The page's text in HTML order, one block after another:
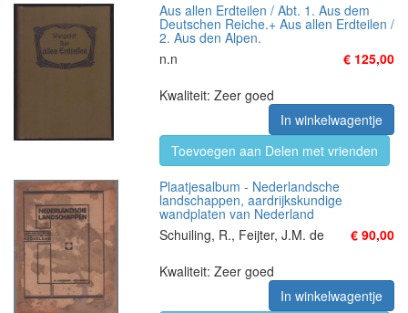
Aus allen Erdteilen / Abt. 1. Aus dem
Deutschen Reiche.+ Aus allen Erdteilen /
2. Aus den Alpen.
n.n
€ 125,00
Kwaliteit: Zeer goed
In winkelwagentje
Toevoegen aan Delen met vrienden
Plaatjesalbum - Nederlandsche
landschappen, aardrijkskundige
wandplaten van Nederland
Schuiling, R., Feijter, J.M. de
€ 90,00
Kwaliteit: Zeer goed
In winkelwagentje